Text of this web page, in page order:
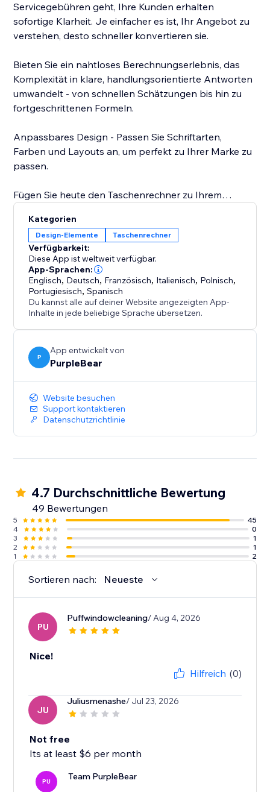
Servicegebühren geht, Ihre Kunden erhalten
sofortige Klarheit. Je einfacher es ist, Ihr Angebot zu
verstehen, desto schneller konvertieren sie.
Bieten Sie ein nahtloses Berechnungserlebnis, das
Komplexität in klare, handlungsorientierte Antworten
umwandelt - von schnellen Schätzungen bis hin zu
fortgeschrittenen Formeln.
Anpassbares Design - Passen Sie Schriftarten,
Farben und Layouts an, um perfekt zu Ihrer Marke zu
passen.
Fügen Sie heute den Taschenrechner zu Ihrem
Kategorien
Design-Elemente Taschenrechner
Verfügbarkeit:
Diese App ist weltweit verfügbar.
App-Sprachen:
Englisch, Deutsch, Französisch, Italienisch, Polnisch,
Portugiesisch,Spanisch
Du kannst alle auf deiner Website angezeigten App-
Inhalte in jede beliebige Sprache übersetzen.
P
App entwickelt von
PurpleBear
Website besuchen
Support kontaktieren
Datenschutzrichtlinie
4.7 Durchschnittliche Bewertung
49 Bewertungen
5
45
4
0
3
1
2
1
1
2
Sortieren nach: Neueste
PU
Puffwindowcleaning/ Aug 4, 2026
Nice!
Hilfreich (0)
JU
Juliusmenashe/ Jul 23, 2026
Not free
Its at least $6 per month
PU Team PurpleBear